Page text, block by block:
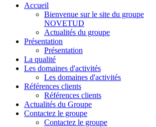
Accueil
Bienvenue sur le site du groupe
NOVETUD
Actualités du groupe
Présentation
Présentation
La qualité
Les domaines d'activités
Les domaines d'activités
Références clients
Références clients
Actualités du Groupe
Contactez le groupe
Contactez le groupe